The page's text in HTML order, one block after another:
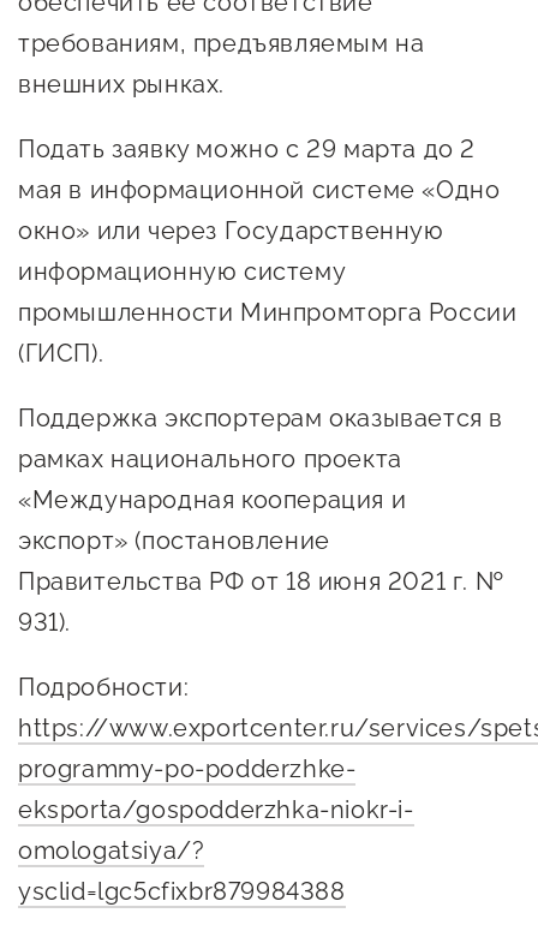
Оказание услуг в
социальной сфере
О центре
Проекты
Поддержка центра
Онлайн-витрина
производства
Нормативные
Центр поддержки экспорта
предпринимателя
Органы власти
Организации,
предоставляющие поддержку
Каталог маркетплейсов
Каталог креативной
продукции
Госзакупки для малого
бизнеса
Каталог югорских франшиз
Инвестору
Самозанятому
Новости УФНС
Каталог грантов
Конкурсы для
предпринимателей
требованиям, предъявляемым на
внешних рынках.
Подать заявку можно с 29 марта до 2
мая в информационной системе «Одно
окно» или через Государственную
информационную систему
промышленности Минпромторга России
(ГИСП).
Поддержка экспортерам оказывается в
рамках национального проекта
«Международная кооперация и
экспорт» (постановление
Правительства РФ от 18 июня 2021 г. №
931).
Подробности:
https://www.exportcenter.ru/services/
programmy-po-podderzhke-
eksporta/gospodderzhka-niokr-i-
omologatsiya/?
ysclid=lgc5cfixbr879984388